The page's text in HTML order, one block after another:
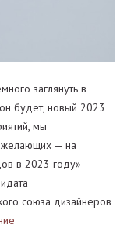
заглянуть в
будет, новый 2023
мы
желающих — на
в 2023 году»
союза дизайнеров